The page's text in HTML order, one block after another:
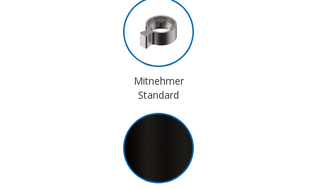
Mitnehmer
Standard